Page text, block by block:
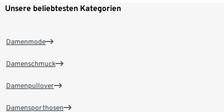
Unsere beliebtesten Kategorien
Damenmode
Damenschmuck
Damenpullover
Damensporthosen